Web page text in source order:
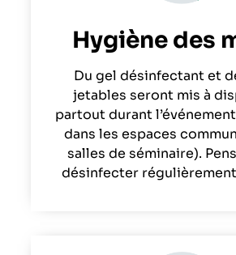
Hygiène des
Du gel désinfectant et
jetables seront mis à
partout durant
dans les espaces
salles de séminaire).
désinfecter